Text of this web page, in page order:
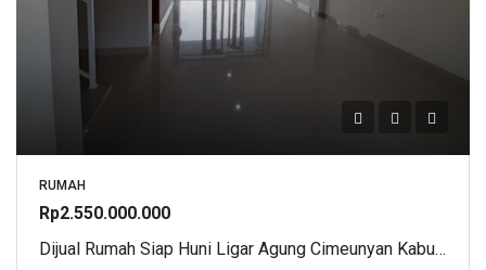
RUMAH
Rp2.550.000.000
Dijual Rumah Siap Huni Ligar Agung Cimeunyan Kabupaten Bandung